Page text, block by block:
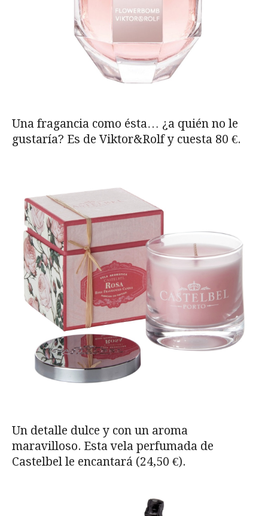
Una fragancia como ésta… ¿a quién no le
gustaría? Es de Viktor&Rolf y cuesta 80 €.
Un detalle dulce y con un aroma
maravilloso. Esta vela perfumada de
Castelbel le encantará (24,50 €).